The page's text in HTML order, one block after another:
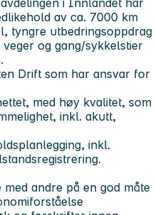
i Innlandet har
av ca. 7000 km
tyngre utbedringsoppdrag
og gang/sykkelstier
Drift som har ansvar for
med høy kvalitet, som
inkl. akutt,
inkl.
andre på en god måte